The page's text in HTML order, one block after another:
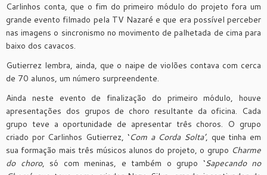
Carlinhos conta, que o fim do primeiro módulo do projeto fora um
grande evento filmado pela TV Nazaré e que era possível perceber
nas imagens o sincronismo no movimento de palhetada de cima para
baixo dos cavacos.
Gutierrez lembra, ainda, que o naipe de violões contava com cerca
de 70 alunos, um número surpreendente.
Ainda neste evento de finalização do primeiro módulo, houve
apresentações dos grupos de choro resultante da oficina. Cada
grupo teve a oportunidade de apresentar três choros. O grupo
criado por Carlinhos Gutierrez, ‘Com a Corda Solta’, que tinha em
sua formação mais três músicos alunos do projeto, o grupo Charme
do choro, só com meninas, e também o grupo ‘Sapecando no